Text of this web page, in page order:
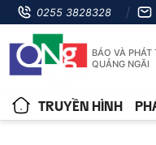
0255 3828328
BÁO VÀ PHÁT
QUẢNG NGÃI
TRUYỀN HÌNH